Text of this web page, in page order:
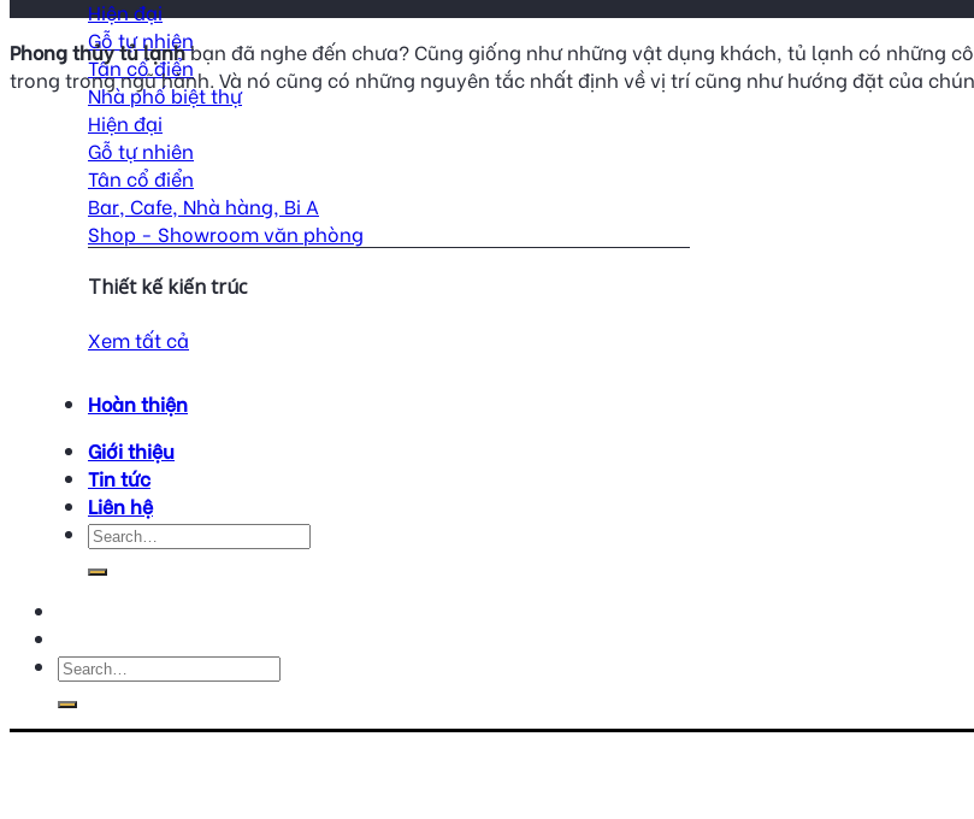
Hiện đại
Gỗ tự nhiên
Tân cổ điển
Nhà phố biệt thự
Hiện đại
Gỗ tự nhiên
Tân cổ điển
Bar, Cafe, Nhà hàng, Bi A
Shop - Showroom văn phòng
Thiết kế kiến trúc
Xem tất cả
Hoàn thiện
Giới thiệu
Tin tức
Liên hệ
Phong thủy tủ lạnhbạn đã nghe đến chưa? Cũng giống như những vật dụng khách, tủ lạnh có những
trong trong ngũ hành. Và nó cũng có những nguyên tắc nhất định về vị trí cũng như hướng đặt của